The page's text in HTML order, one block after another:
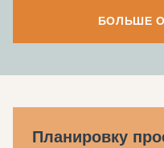
БОЛЬШЕ
Планировку